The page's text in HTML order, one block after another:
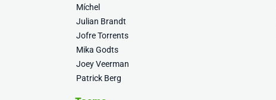
Míchel
Julian Brandt
Jofre Torrents
Mika Godts
Joey Veerman
Patrick Berg